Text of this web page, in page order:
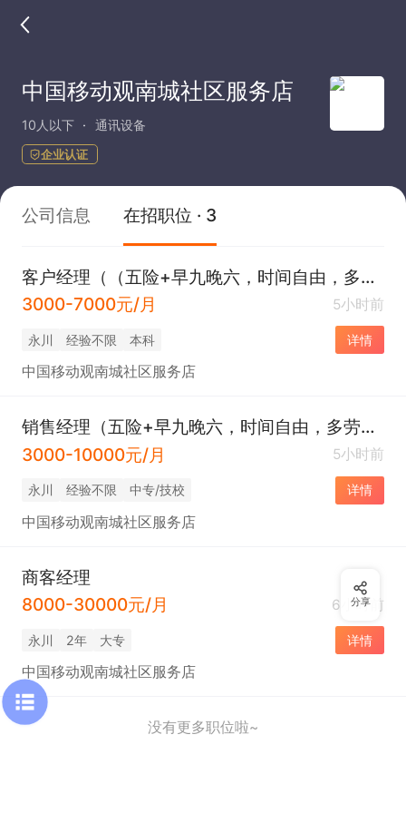
中国移动观南城社区服务店
10人以下 通讯设备
企业认证
公司信息 在招职位 · 3
客户经理（（五险+早九晚六，时间自由，多劳多得））
3000-7000元/月
5小时前
永川 经验不限 本科 详情
中国移动观南城社区服务店
销售经理（五险+早九晚六，时间自由，多劳多得）
3000-10000元/月
5小时前
永川 经验不限 中专/技校 详情
中国移动观南城社区服务店
商客经理
8000-30000元/月
6小时前
永川 2年 大专 详情
中国移动观南城社区服务店
没有更多职位啦~
分享